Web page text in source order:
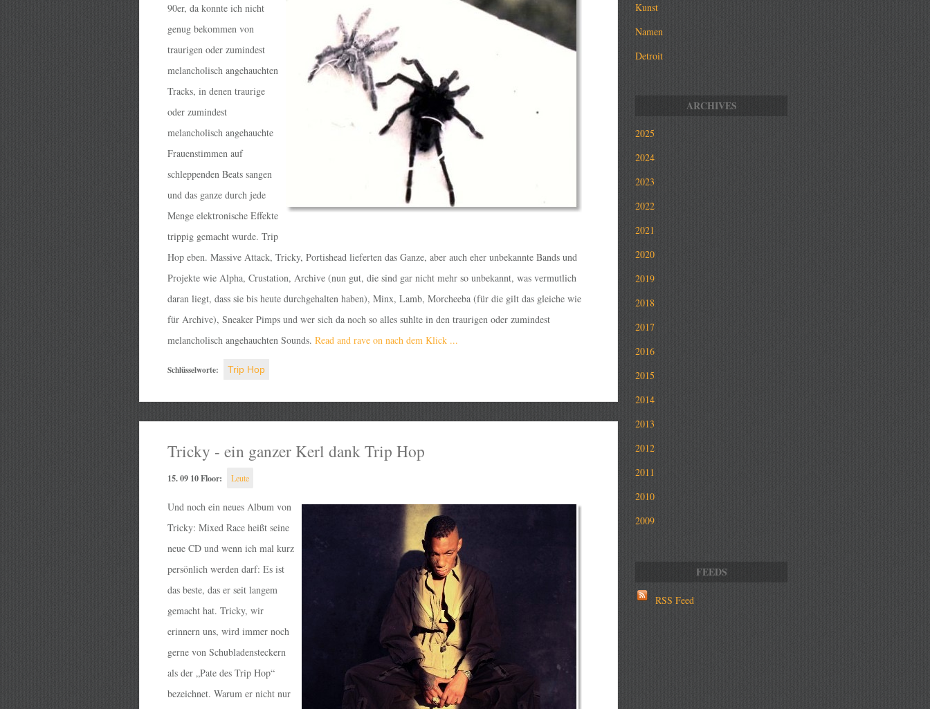
90er, da konnte ich nicht
genug bekommen von
traurigen oder zumindest
melancholisch angehauchten
Tracks, in denen traurige
oder zumindest
melancholisch angehauchte
Frauenstimmen auf
schleppenden Beats sangen
und das ganze durch jede
Menge elektronische Effekte
trippig gemacht wurde. Trip
Hop eben. Massive Attack, Tricky, Portishead lieferten das Ganze, aber auch eher unbekannte Bands und
Projekte wie Alpha, Crustation, Archive (nun gut, die sind gar nicht mehr so unbekannt, was vermutlich
daran liegt, dass sie bis heute durchgehalten haben), Minx, Lamb, Morcheeba (für die gilt das gleiche wie
für Archive), Sneaker Pimps und wer sich da noch so alles suhlte in den traurigen oder zumindest
melancholisch angehauchten Sounds. Read and rave on nach dem Klick ...
Schlüsselworte: Trip Hop
Tricky - ein ganzer Kerl dank Trip Hop
15. 09 10 Floor: Leute
Und noch ein neues Album von
Tricky: Mixed Race heißt seine
neue CD und wenn ich mal kurz
persönlich werden darf: Es ist
das beste, das er seit langem
gemacht hat. Tricky, wir
erinnern uns, wird immer noch
gerne von Schubladensteckern
als der „Pate des Trip Hop“
bezeichnet. Warum er nicht nur
Kunst
Namen
Detroit
2025
2024
2023
2022
2021
2020
2019
2018
2017
2016
2015
2014
2013
2012
2011
2010
2009
RSS Feed